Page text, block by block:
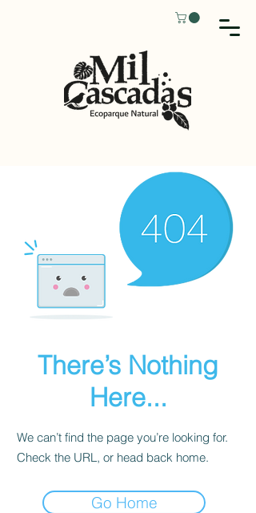
There’s Nothing
Here...
We can’t find the page you’re looking for.
Check the URL, or head back home.
Go Home